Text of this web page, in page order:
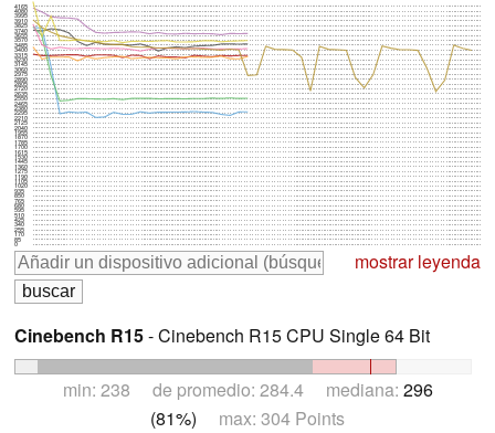
0
85
170
255
340
425
510
595
680
765
850
935
1020
1105
1190
1275
1360
1445
1530
1615
1700
1785
1870
1955
2040
2125
2210
2295
2380
2465
2550
2635
2720
2805
2890
2975
3060
3145
3230
3315
3400
3485
3570
3655
3740
3825
3910
3995
4080
4165
mostrar leyenda
Cinebench R15- Cinebench R15 CPU Single 64 Bit
min: 238 de promedio: 284.4 mediana: 296
(81%) max: 304 Points